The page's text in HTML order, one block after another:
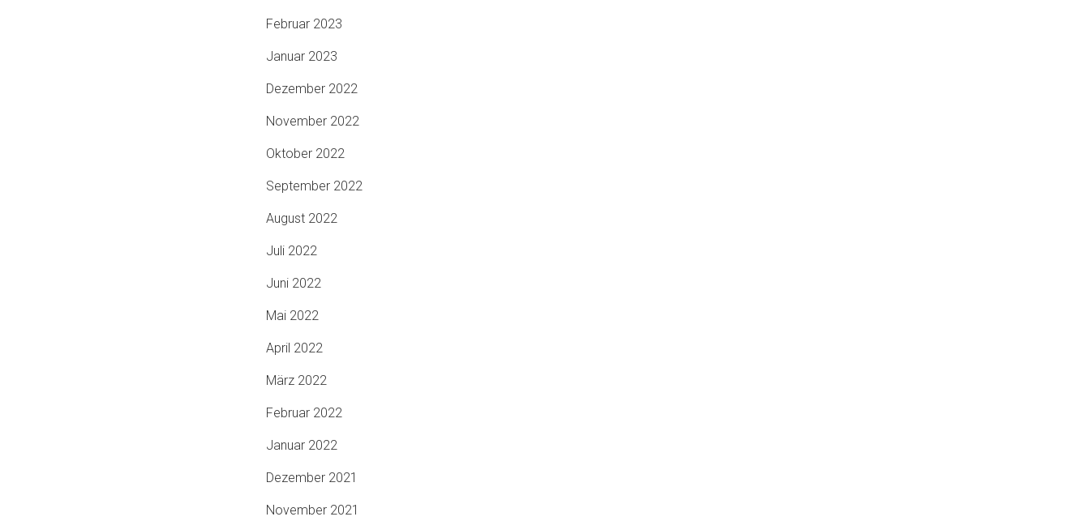
Februar 2023
Januar 2023
Dezember 2022
November 2022
Oktober 2022
September 2022
August 2022
Juli 2022
Juni 2022
Mai 2022
April 2022
März 2022
Februar 2022
Januar 2022
Dezember 2021
November 2021